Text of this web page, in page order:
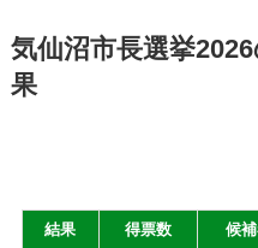
気仙沼市長選挙
果
結果 得票数 候